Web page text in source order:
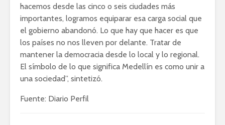
hacemos desde las cinco o seis ciudades más
importantes, logramos equiparar esa carga social que
el gobierno abandonó. Lo que hay que hacer es que
los países no nos lleven por delante. Tratar de
mantener la democracia desde lo local y lo regional.
El símbolo de lo que significa Medellín es como unir a
una sociedad”, sintetizó.
Fuente: Diario Perfil